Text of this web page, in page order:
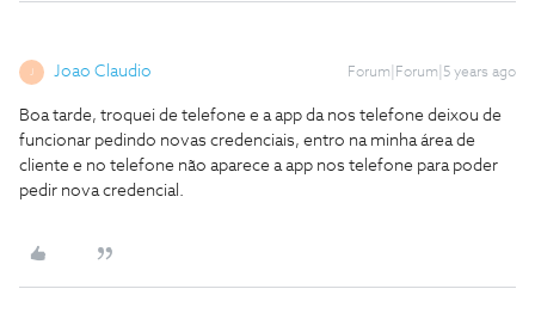
Joao Claudio Forum|Forum|5 years ago
Boa tarde, troquei de telefone e a app da nos telefone deixou de
funcionar pedindo novas credenciais, entro na minha área de
cliente e no telefone não aparece a app nos telefone para poder
pedir nova credencial.